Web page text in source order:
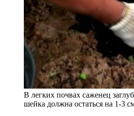
В легких почвах саженец
шейка должна остаться на 1-3